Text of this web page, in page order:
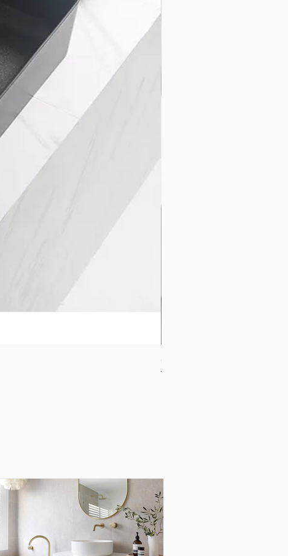
CB-1120-W